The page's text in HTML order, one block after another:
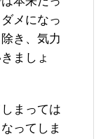
メになっ
き、気力
ましょ
まっては
ってしま